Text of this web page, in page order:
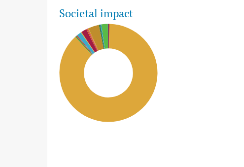
Societal impact